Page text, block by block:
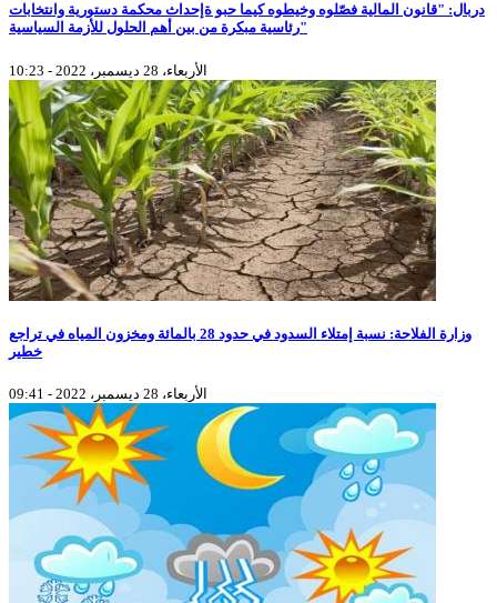
دربال: "قانون المالية فصّلوه وخيطوه كيما حبو ةإحداث محكمة دستورية وانتخابات
رئاسية مبكرة من بين أهم الحلول للأزمة السياسية"
الأربعاء، 28 ديسمبر، 2022 - 10:23
وزارة الفلاحة: نسبة إمتلاء السدود في حدود 28 بالمائة ومخزون المياه في تراجع
خطير
الأربعاء، 28 ديسمبر، 2022 - 09:41